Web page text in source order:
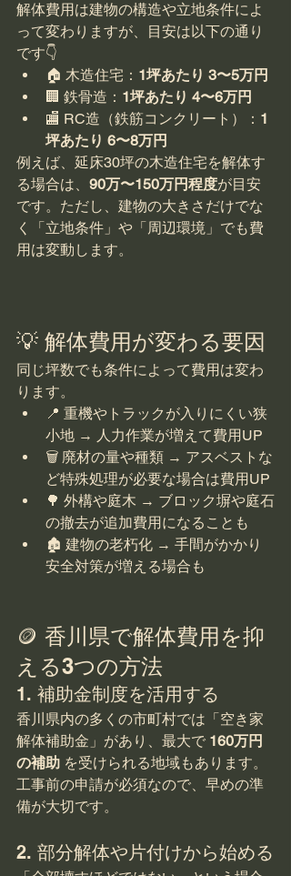
解体費用は建物の構造や立地条件によ
って変わりますが、目安は以下の通り
です👇
🏠 木造住宅： 1坪あたり 3〜5万円
🏢 鉄骨造： 1坪あたり 4〜6万円
🏬 RC造（鉄筋コンクリート）： 1
坪あたり 6〜8万円
例えば、延床30坪の木造住宅を解体す
る場合は、 90万〜150万円程度が目安
です。ただし、建物の大きさだけでな
く「立地条件」や「周辺環境」でも費
用は変動します。
💡 解体費用が変わる要因
同じ坪数でも条件によって費用は変わ
ります。
📍 重機やトラックが入りにくい狭
小地 → 人力作業が増えて費用UP
🗑 廃材の量や種類 → アスベストな
ど特殊処理が必要な場合は費用UP
🌳 外構や庭木 → ブロック塀や庭石
の撤去が追加費用になることも
🏚 建物の老朽化 → 手間がかかり
安全対策が増える場合も
🪙 香川県で解体費用を抑
える3つの方法
1. 補助金制度を活用する
香川県内の多くの市町村では「空き家
解体補助金」があり、最大で 160万円
の補助 を受けられる地域もあります。
工事前の申請が必須なので、早めの準
備が大切です。
2. 部分解体や片付けから始める